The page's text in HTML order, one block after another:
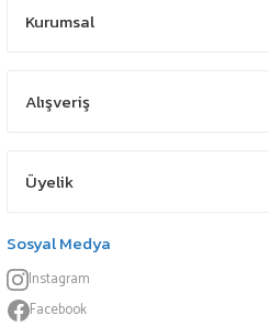
Kurumsal
Alışveriş
Üyelik
Sosyal Medya
Instagram
Facebook